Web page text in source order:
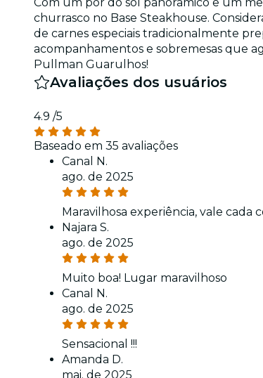
churrasco no Base Steakhouse.
de carnes especiais tradicionalmente
acompanhamentos e sobremesas que
Pullman Guarulhos!
Avaliações dos usuários
4.9 /5
Baseado em 35 avaliações
Canal N.
ago. de 2025
Maravilhosa experiência, vale cada
Najara S.
ago. de 2025
Muito boa! Lugar maravilhoso
Canal N.
ago. de 2025
Sensacional !!!
Amanda D.
mai. de 2025